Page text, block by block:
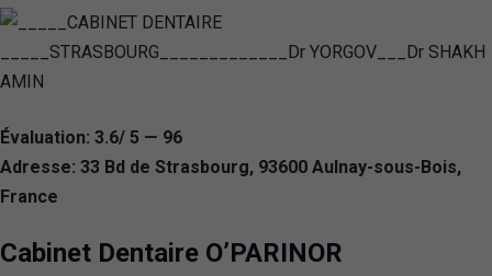
Évaluation: 3.6/ 5 — 96
Adresse: 33 Bd de Strasbourg, 93600 Aulnay-sous-Bois,
France
Cabinet Dentaire O’PARINOR